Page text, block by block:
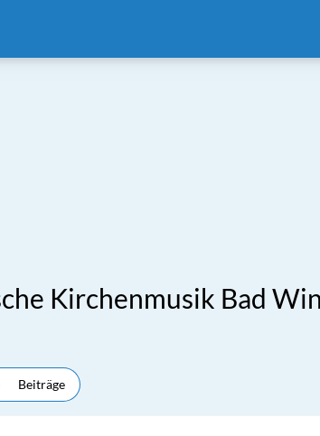
Kirchenmusik Bad
Beiträge